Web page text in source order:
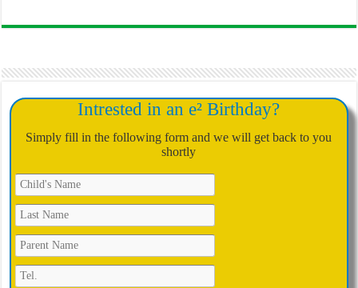
Intrested in an e² Birthday?
Simply fill in the following form and we will get back to you
shortly